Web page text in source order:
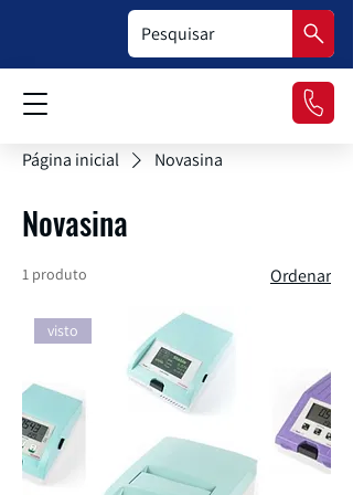
Página inicial Novasina
Novasina
1 produto Ordenar
visto